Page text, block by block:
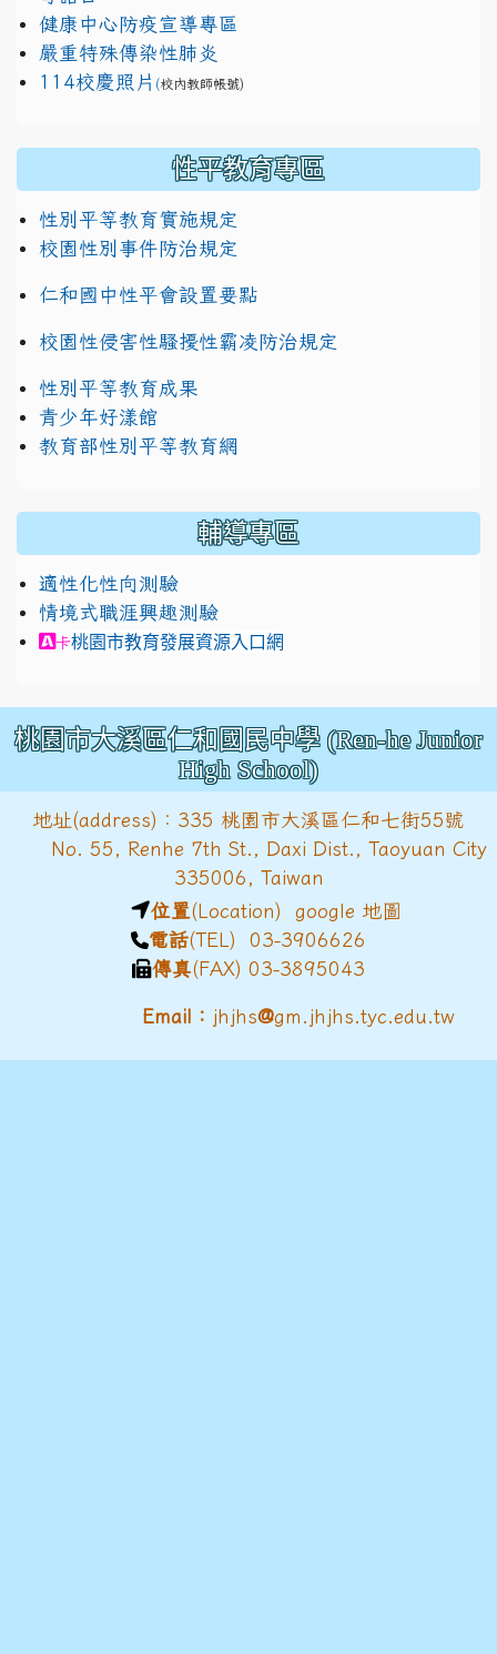
健康中心防疫宣導專區
嚴重特殊傳染性肺炎
114校慶照片 (校內教師帳號)
性平教育專區
性別平等教育實施規定
校園性別事件防治規定
仁和國中性平會設置要點
校園性侵害性騷擾性霸凌防治規定
性別平等教育成果
青少年好漾館
教育部性別平等教育網
輔導專區
適性化性向測驗
情境式職涯興趣測驗
link to https://exam.career.ntnu.edu.tw/cit/
卡桃園市教育發展資源入口網
桃園市大溪區仁和國民中學 (Ren-he Junior
High School)
地址(address)：335 桃園市大溪區仁和七街55號
No. 55, Renhe 7th St., Daxi Dist., Taoyuan City
335006, Taiwan
位置(Location) google 地圖
電話(TEL) 03-3906626
傳真(FAX) 03-3895043
Email： jhjhs@gm.jhjhs.tyc.edu.tw